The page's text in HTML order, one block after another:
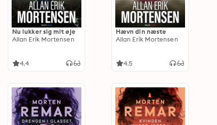
Nu lukker sig mit øje
Allan Erik Mortensen
4.4
Hævn din næste
Allan Erik Mortensen
4.5